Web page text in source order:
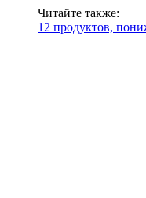
Читайте также:
12 продуктов,